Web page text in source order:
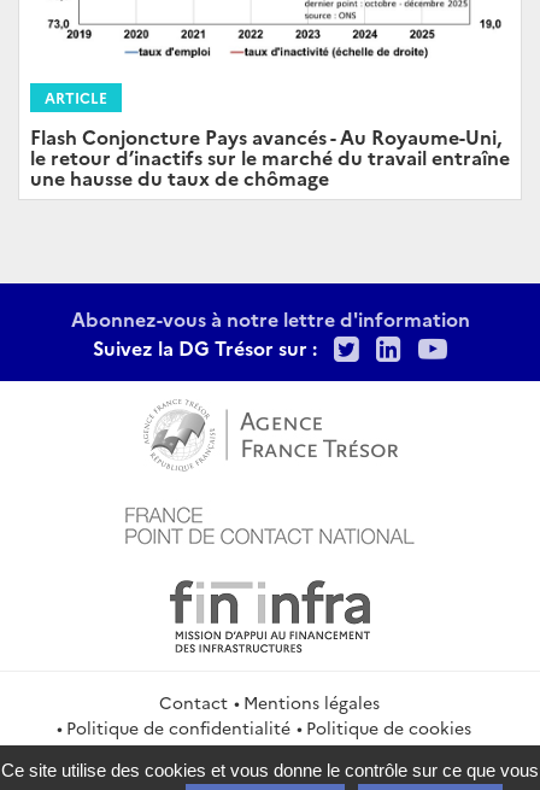
ARTICLE
Flash Conjoncture Pays avancés - Au Royaume-Uni,
le retour d’inactifs sur le marché du travail entraîne
une hausse du taux de chômage
Abonnez-vous à notre lettre d'information
Suivez la DG Trésor sur :
TwitterLinkedIn
Contact
Mentions légales
Politique de confidentialité
Politique de cookies
Gestion des cookies
Flux RSS
Ce site utilise des cookies et vous donne le contrôle sur ce que vous